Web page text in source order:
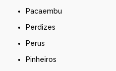
Pacaembu
Perdizes
Perus
Pinheiros